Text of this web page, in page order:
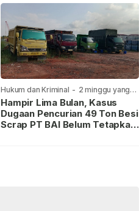
Hukum dan Kriminal - 2 minggu yang
lalu
Hampir Lima Bulan, Kasus
Dugaan Pencurian 49 Ton Besi
Scrap PT BAI Belum Tetapkan